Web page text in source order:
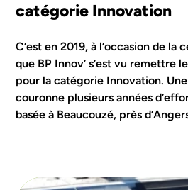
catégorie Innovation
C’est en 2019, à l’occasion de la
que BP Innov’ s’est vu remettre
pour la catégorie Innovation.
couronne plusieurs années
basée à Beaucouzé, près